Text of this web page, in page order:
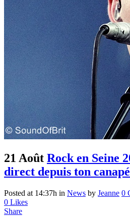
21 Août Rock en Seine
direct depuis ton
Posted at 14:37h in News by Jeanne 0
0 Likes
Share